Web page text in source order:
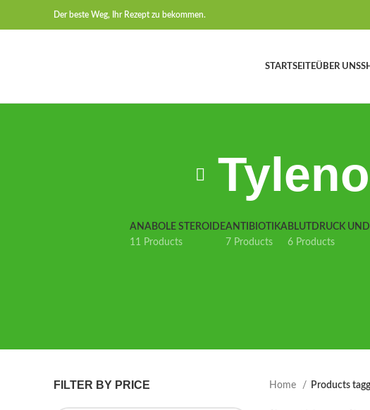
Der beste Weg, Ihr Rezept zu bekommen.
STARTSEITEÜBER UNS
ANABOLE STEROIDE
11 Products
ANTIBIOTIKA
7 Products
BLUTDRUCK
6 Products
FILTER BY PRICE Home Products